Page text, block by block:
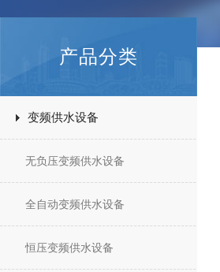
产品分类
变频供水设备
无负压变频供水设备
全自动变频供水设备
恒压变频供水设备